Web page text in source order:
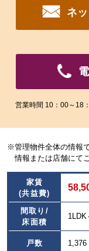
大
さ
い
だ
ま
す。
ネ
営業時間 10：00～18
※管理物件全体の情報
情報または店舗にて
家賃
(共益費)
間取り/
床面積
1LDK
戸数 1,376